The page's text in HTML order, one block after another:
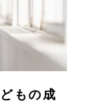
もの成